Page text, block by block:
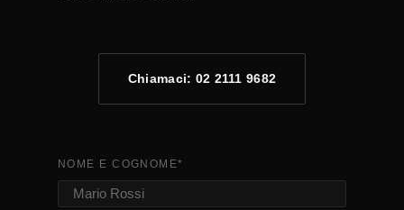
Chiamaci: 02 2111 9682
NOME E COGNOME*